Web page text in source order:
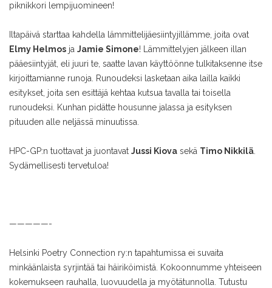
piknikkori lempijuomineen!
Iltapäivä starttaa kahdella lämmittelijäesiintyjillämme, joita ovat
Elmy Helmos ja Jamie Simone! Lämmittelyjen jälkeen illan
pääesiintyjät, eli juuri te, saatte lavan käyttöönne tulkitaksenne itse
kirjoittamianne runoja. Runoudeksi lasketaan aika lailla kaikki
esitykset, joita sen esittäjä kehtaa kutsua tavalla tai toisella
runoudeksi. Kunhan pidätte housunne jalassa ja esityksen
pituuden alle neljässä minuutissa.
HPC-GP:n tuottavat ja juontavat Jussi Kiova sekä Timo Nikkilä.
Sydämellisesti tervetuloa!
—————-
Helsinki Poetry Connection ry:n tapahtumissa ei suvaita
minkäänlaista syrjintää tai häiriköimistä. Kokoonnumme yhteiseen
kokemukseen rauhalla, luovuudella ja myötätunnolla. Tutustu